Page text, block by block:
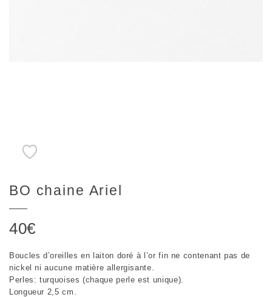
BO chaine Ariel
40€
Boucles d’oreilles en laiton doré à l’or fin ne contenant pas de
nickel ni aucune matière allergisante.
Perles: turquoises (chaque perle est unique).
Longueur 2,5 cm.